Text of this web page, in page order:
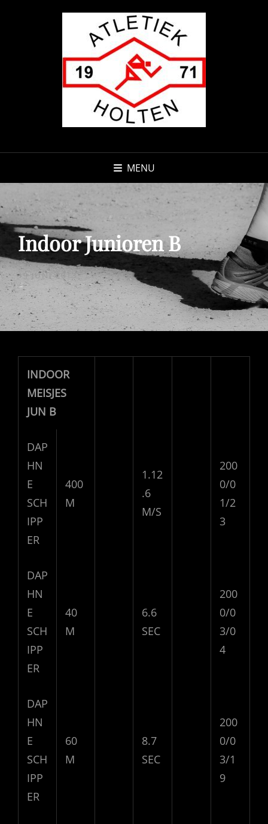
MENU
Indoor Junioren B
GEPUBLICEERD
OP
19 JUNI 2013
INDOOR
MEISJES
JUN B
DAP
HN
E
SCH
IPP
ER
400
M
1.12
.6
M/S
200
0/0
1/2
3
DAP
HN
E
SCH
IPP
ER
40
M
6.6
SEC
200
0/0
3/0
4
DAP
HN
E
SCH
IPP
ER
60
M
8.7
SEC
200
0/0
3/1
9